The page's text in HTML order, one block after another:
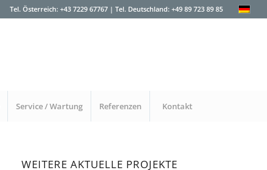
Tel. Österreich: +43 7229 67767 | Tel. Deutschland: +49 89 723 89 85
Service / Wartung Referenzen Kontakt
WEITERE AKTUELLE PROJEKTE